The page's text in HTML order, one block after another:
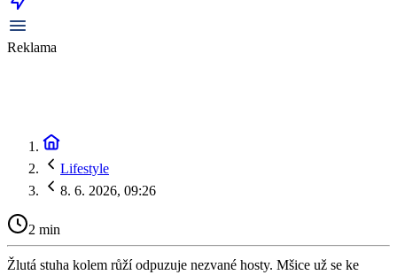
Reklama
Lifestyle
8. 6. 2026, 09:26
2 min
Žlutá stuha kolem růží odpuzuje nezvané hosty. Mšice už se ke